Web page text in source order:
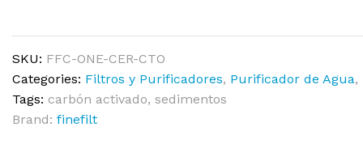
SKU: FFC-ONE-CER-CTO
Categories: Filtros y Purificadores, Purificador de Agua,
Tags: carbón activado, sedimentos
Brand: finefilt